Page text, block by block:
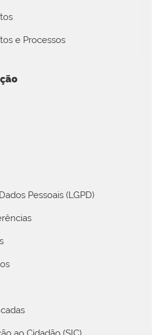
e Processos
Pessoais (LGPD)